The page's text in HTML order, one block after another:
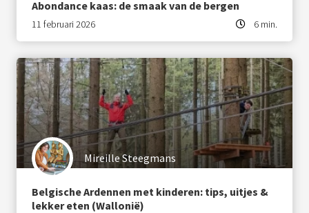
Abondance kaas: de smaak van de bergen
11 februari 2026 6 min.
Mireille Steegmans
Belgische Ardennen met kinderen: tips, uitjes &
lekker eten (Wallonië)